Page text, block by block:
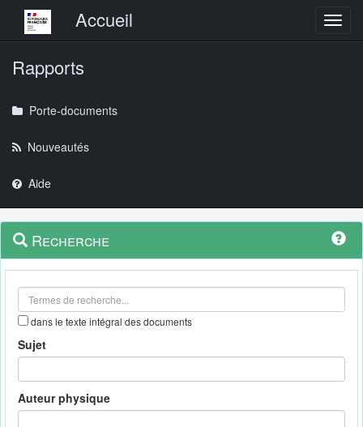
Menu principalAccueil
Rapports
Porte-documents
Nouveautés
Aide
Navigation
outils
Menu
contextuel
Recherche
dans le texte intégral des documents
Sujet
Auteur physique